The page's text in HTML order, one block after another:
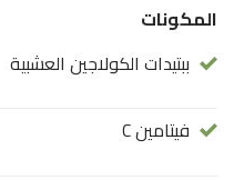
المكونات
ببتيدات الكولاجين العشبية
فيتامين C